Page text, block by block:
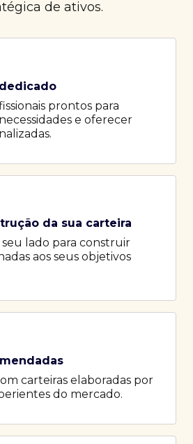
de ativos.
prontos para
e oferecer
da sua carteira
seu lado para construir
aos seus objetivos
carteiras elaboradas por
do mercado.